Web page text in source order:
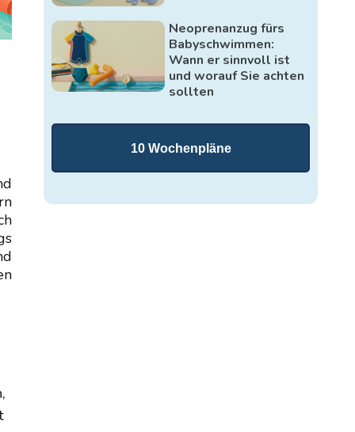
Neoprenanzug fürs
Babyschwimmen:
Wann er sinnvoll ist
und worauf Sie achten
sollten
10 Wochenpläne